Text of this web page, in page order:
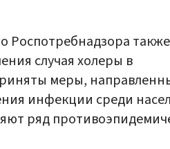
Роспотребнадзора также
случая холеры в
меры,
инфекции среди
ряд